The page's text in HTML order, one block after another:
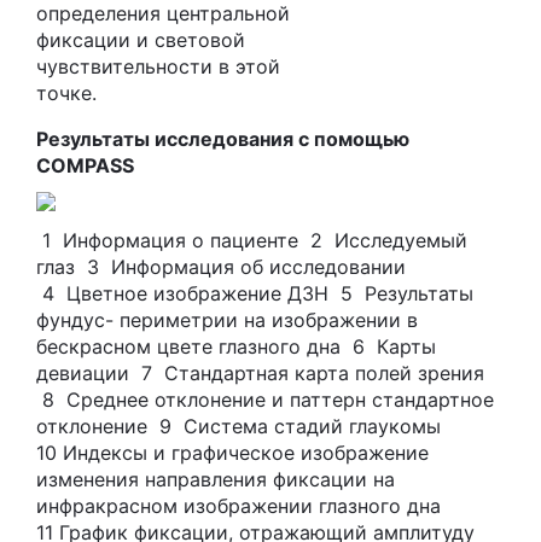
определения центральной
фиксации и световой
чувствительности в этой
точке.
Результаты исследования с помощью
COMPASS
1 Информация о пациенте 2 Исследуемый
глаз 3 Информация об исследовании
4 Цветное изображение ДЗН 5 Результаты
фундус- периметрии на изображении в
бескрасном цвете глазного дна 6 Карты
девиации 7 Стандартная карта полей зрения
8 Среднее отклонение и паттерн стандартное
отклонение 9 Система стадий глаукомы
10 Индексы и графическое изображение
изменения направления фиксации на
инфракрасном изображении глазного дна
11 График фиксации, отражающий амплитуду